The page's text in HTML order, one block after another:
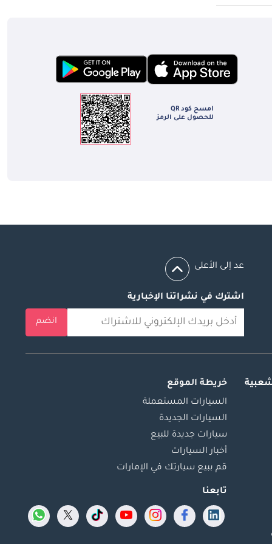
امسح كود QR
للحصول على الرمز
عد إلى الأعلى
اشترك في نشراتنا الإخبارية
انضم
خريطة الموقع
السيارات المستعملة
السيارات الجديدة
سيارات جديدة للبيع
أخبار السيارات
قم ببيع سيارتك في الإمارات
تابعنا